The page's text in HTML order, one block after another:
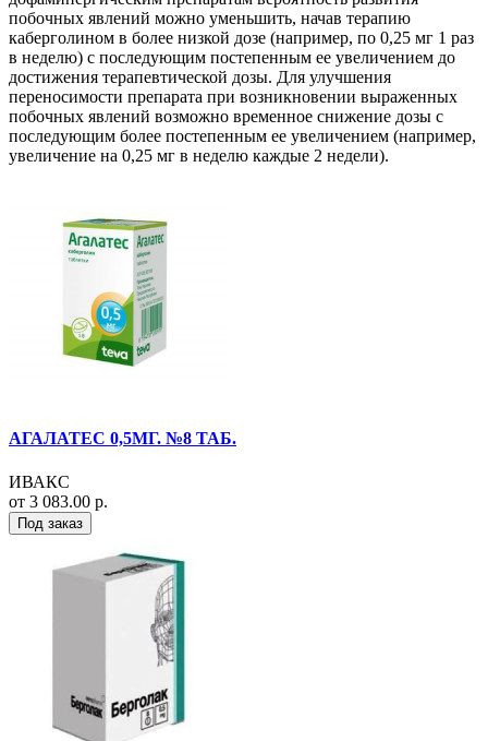
побочных явлений можно уменьшить, начав терапию
каберголином в более низкой дозе (например, по 0,25 мг 1 раз
в неделю) с последующим постепенным ее увеличением до
достижения терапевтической дозы. Для улучшения
переносимости препарата при возникновении выраженных
побочных явлений возможно временное снижение дозы с
последующим более постепенным ее увеличением (например,
увеличение на 0,25 мг в неделю каждые 2 недели).
АГАЛАТЕС 0,5МГ. №8 ТАБ.
ИВАКС
от 3 083.00 р.
Под заказ